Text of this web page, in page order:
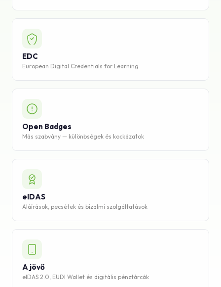
EDC
European Digital Credentials for Learning
Open Badges
Más szabvány — különbségek és kockázatok
eIDAS
Aláírások, pecsétek és bizalmi szolgáltatások
A jövő
eIDAS 2.0, EUDI Wallet és digitális pénztárcák